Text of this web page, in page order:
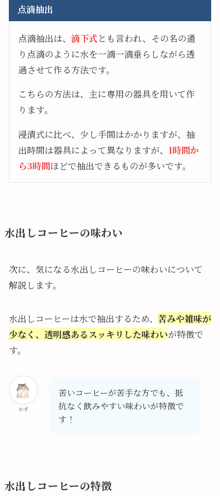
点滴抽出
点滴抽出は、 滴下式とも言われ、その名の通
り点滴のように水を一滴一滴垂らしながら透
過させて作る方法です。
こちらの方法は、主に専用の器具を用いて作
ります。
浸漬式に比べ、少し手間はかかりますが、抽
出時間は器具によって異なりますが、 1時間か
ら3時間ほどで抽出できるものが多いです。
水出しコーヒーの味わい
次に、気になる水出しコーヒーの味わいについて
解説します。
水出しコーヒーは水で抽出するため、 苦みや雑味が
少なく、透明感あるスッキリした味わいが特徴で
す。
かず
苦いコーヒーが苦手な方でも、抵
抗なく飲みやすい味わいが特徴で
す！
水出しコーヒーの特徴